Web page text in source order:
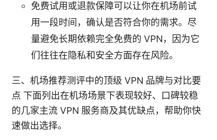
免费试用或退款保障可以让你在机场前试
用一段时间，确认是否符合你的需求。尽
量避免长期依赖完全免费的 VPN，因为它
们往往在隐私和安全方面存在风险。
三、机场推荐测评中的顶级 VPN 品牌与对比要
点 下面列出在机场场景下表现较好、口碑较稳
的几家主流 VPN 服务商及其优缺点，帮助你快
速做出选择。